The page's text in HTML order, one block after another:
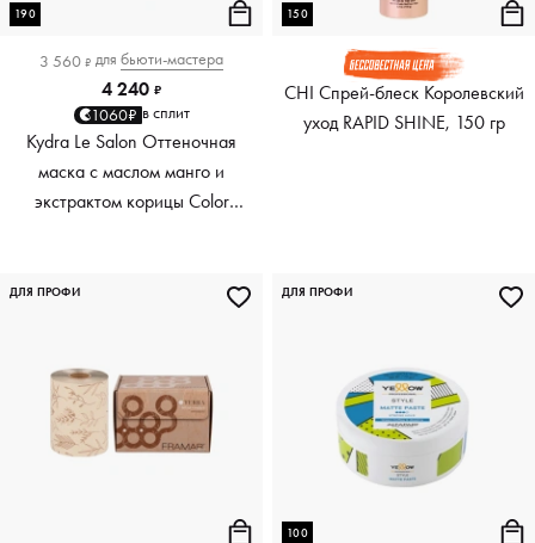
190
3 560 ₽ для бьюти-мастера
4 240 ₽
1060₽ в сплит
Kydra Le Salon Оттеночная
маска с маслом манго и
экстрактом корицы Color
150
CHI Спрей-блеск Королевский
уход RAPID SHINE, 150 гр
ДЛЯ ПРОФИ
100
ДЛЯ ПРОФИ